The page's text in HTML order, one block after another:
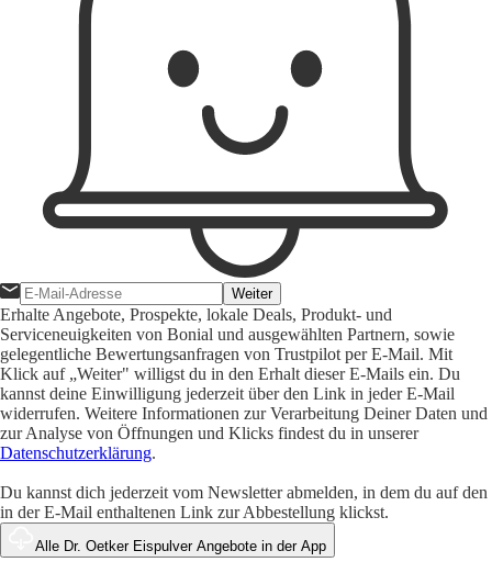
Weiter
Erhalte Angebote, Prospekte, lokale Deals, Produkt- und
Serviceneuigkeiten von Bonial und ausgewählten Partnern, sowie
gelegentliche Bewertungsanfragen von Trustpilot per E-Mail. Mit
Klick auf „Weiter" willigst du in den Erhalt dieser E-Mails ein. Du
kannst deine Einwilligung jederzeit über den Link in jeder E-Mail
widerrufen. Weitere Informationen zur Verarbeitung Deiner Daten und
zur Analyse von Öffnungen und Klicks findest du in unserer
Datenschutzerklärung.
Du kannst dich jederzeit vom Newsletter abmelden, in dem du auf den
in der E-Mail enthaltenen Link zur Abbestellung klickst.
Alle Dr. Oetker Eispulver Angebote in der App